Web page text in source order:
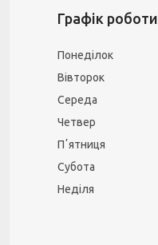
Графік роботи
Понеділок
Вівторок
Середа
Четвер
Пʼятниця
Субота
Неділя